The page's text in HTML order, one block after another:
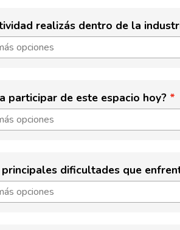
realizás dentro de la
participar de este espacio hoy?
principales dificultades que